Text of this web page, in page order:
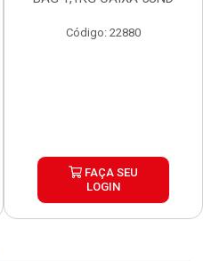
Código: 22880
FAÇA SEU
LOGIN